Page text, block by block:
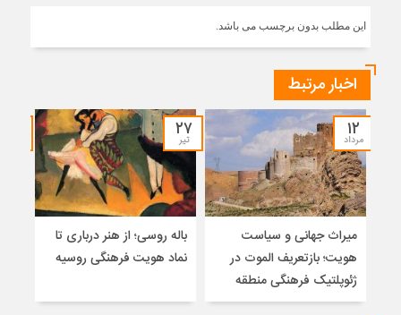
این مطلب بدون برچسب می باشد.
اخبار مرتبط
۱۲
مرداد
میراث جهانی و سیاست
هویت؛ بازتعریف الموت در
ژئوپلتیک فرهنگی منطقه
۲۷
تیر
باله روسی؛ از هنر درباری تا
نماد هویت فرهنگی روسیه